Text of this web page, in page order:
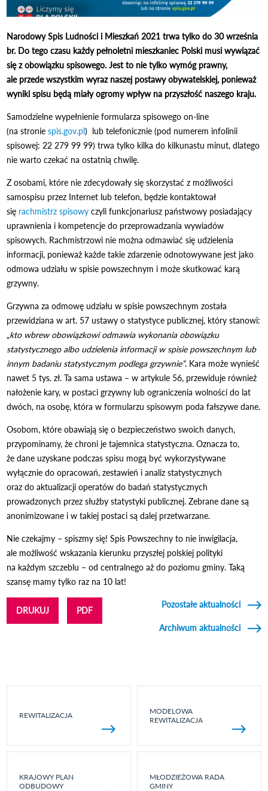
Narodowy Spis Ludności i Mieszkań 2021 trwa tylko do 30 września
br. Do tego czasu każdy pełnoletni mieszkaniec Polski musi wywiązać
się z obowiązku spisowego. Jest to nie tylko wymóg prawny,
ale przede wszystkim wyraz naszej postawy obywatelskiej, ponieważ
wyniki spisu będą miały ogromy wpływ na przyszłość naszego kraju.
Samodzielne wypełnienie formularza spisowego on-line
(na stroniespis.gov.pl) lub telefonicznie (pod numerem infolinii
spisowej: 22 279 99 99) trwa tylko kilka do kilkunastu minut, dlatego
nie warto czekać na ostatnią chwilę.
Z osobami, które nie zdecydowały się skorzystać z możliwości
samospisu przez Internet lub telefon, będzie kontaktował
się rachmistrz spisowy czyli funkcjonariusz państwowy posiadający
uprawnienia i kompetencje do przeprowadzania wywiadów
spisowych. Rachmistrzowi nie można odmawiać się udzielenia
informacji, ponieważ każde takie zdarzenie odnotowywane jest jako
odmowa udziału w spisie powszechnym i może skutkować karą
grzywny.
Grzywna za odmowę udziału w spisie powszechnym została
przewidziana w art. 57 ustawy o statystyce publicznej, który stanowi:
„kto wbrew obowiązkowi odmawia wykonania obowiązku
statystycznego albo udzielenia informacji w spisie powszechnym lub
innym badaniu statystycznym podlega grzywnie”. Kara może wynieść
nawet 5 tys. zł. Ta sama ustawa – w artykule 56, przewiduje również
nałożenie kary, w postaci grzywny lub ograniczenia wolności do lat
dwóch, na osobę, która w formularzu spisowym poda fałszywe dane.
Osobom, które obawiają się o bezpieczeństwo swoich danych,
przypominamy, że chroni jetajemnica statystyczna. Oznacza to,
że dane uzyskane podczas spisu mogą być wykorzystywane
wyłącznie do opracowań, ze­stawień i analiz statystycznych
oraz do aktualizacji operatów do badań statystycznych
prowadzonych przez służby statystyki publicznej. Zebrane dane są
anonimi­zowane i w takiej postaci są dalej przetwarzane.
Nie czekajmy – spiszmy się! Spis Powszechny to nie inwigilacja,
ale możliwość wskazania kierunku przyszłej polskiej polityki
na każdym szczeblu – od centralnego aż do poziomu gminy. Taką
szansę mamy tylko raz na 10 lat!
DRUKUJ PDF
Pozostałe aktualności
Archiwum aktualności
REWITALIZACJA
MODELOWA
REWITALIZACJA
KRAJOWY PLAN
ODBUDOWY
MŁODZIEŻOWA RADA
GMINY